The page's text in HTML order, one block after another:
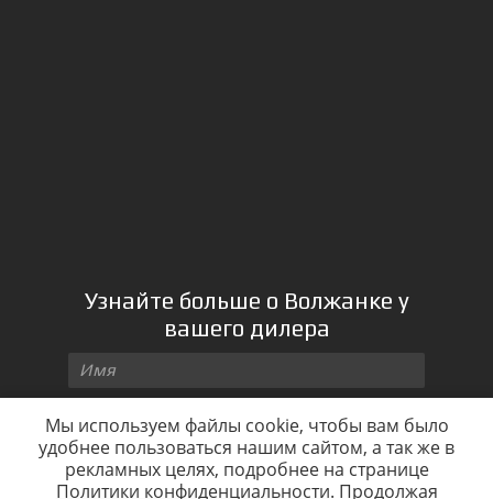
Узнайте больше о Волжанке у
вашего дилера
Мы используем файлы cookie, чтобы вам было
удобнее пользоваться нашим сайтом, а так же в
рекламных целях, подробнее на странице
Политики конфиденциальности. Продолжая